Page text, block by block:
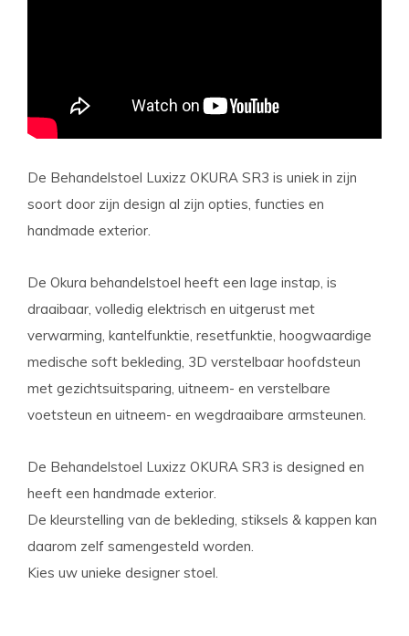
De Behandelstoel Luxizz OKURA SR3 is uniek in zijn
soort door zijn design al zijn opties, functies en
handmade exterior.
De Okura behandelstoel heeft een lage instap, is
draaibaar, volledig elektrisch en uitgerust met
verwarming, kantelfunktie, resetfunktie, hoogwaardige
medische soft bekleding, 3D verstelbaar hoofdsteun
met gezichtsuitsparing, uitneem- en verstelbare
voetsteun en uitneem- en wegdraaibare armsteunen.
De Behandelstoel Luxizz OKURA SR3 is designed en
heeft een handmade exterior.
De kleurstelling van de bekleding, stiksels & kappen kan
daarom zelf samengesteld worden.
Kies uw unieke designer stoel.